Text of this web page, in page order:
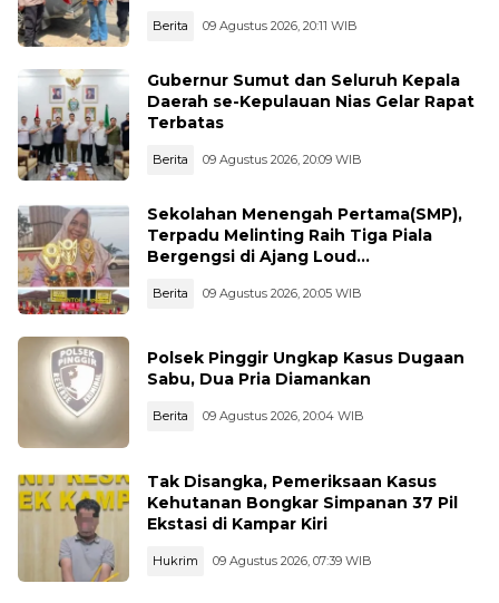
Berita 09 Agustus 2026, 20:11 WIB
Gubernur Sumut dan Seluruh Kepala
Daerah se-Kepulauan Nias Gelar Rapat
Terbatas
Berita 09 Agustus 2026, 20:09 WIB
Sekolahan Menengah Pertama(SMP),
Terpadu Melinting Raih Tiga Piala
Bergengsi di Ajang Loud
Berita 09 Agustus 2026, 20:05 WIB
Polsek Pinggir Ungkap Kasus Dugaan
Sabu, Dua Pria Diamankan
Berita 09 Agustus 2026, 20:04 WIB
Tak Disangka, Pemeriksaan Kasus
Kehutanan Bongkar Simpanan 37 Pil
Ekstasi di Kampar Kiri
Hukrim 09 Agustus 2026, 07:39 WIB